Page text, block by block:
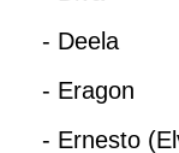
- Deela
- Eragon
- Ernesto